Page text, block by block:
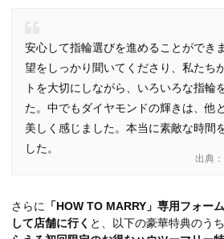
安心して指輪選びを進めることができ
望をしっかり聞いてくださり、私たち
トを大切にしながら、いろいろな指輪
た。中でもダイヤモンドの輝きは、他
美しく感じました。本当に素敵な時間
した。
出典
さらに
「HOW TO MARRY」専用フォ
して店舗に行く と、以下の豪華特典のう